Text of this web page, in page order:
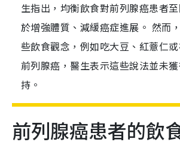
生指出，均衡飲食對前列腺癌患者
於增強體質、減緩癌症進展。 然而
些飲食觀念，例如吃大豆、紅薏仁
前列腺癌，醫生表示這些說法並未
持。
前列腺癌患者的飲